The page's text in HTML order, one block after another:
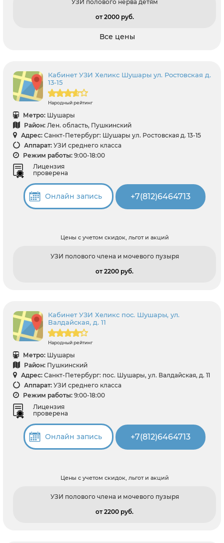
УЗИ полового нерва детям
от 2000 pуб.
Все цены
Кабинет УЗИ Хеликс Шушары ул. Ростовская д.
13-15
Народный рейтинг
Метро: Шушары
Район: Лен. область, Пушкинский
Адрес: Санкт-Петербург: Шушары ул. Ростовская д. 13-15
Аппарат: УЗИ среднего класса
Режим работы: 9:00-18:00
Лицензия
проверена
Онлайн запись +7(812)6464713
Цены с учетом скидок, льгот и акций
УЗИ полового члена и мочевого пузыря
от 2200 pуб.
Кабинет УЗИ Хеликс пос. Шушары, ул.
Валдайская, д. 11
Народный рейтинг
Метро: Шушары
Район: Пушкинский
Адрес: Санкт-Петербург: пос. Шушары, ул. Валдайская, д. 11
Аппарат: УЗИ среднего класса
Режим работы: 9:00-18:00
Лицензия
проверена
Онлайн запись +7(812)6464713
Цены с учетом скидок, льгот и акций
УЗИ полового члена и мочевого пузыря
от 2200 pуб.